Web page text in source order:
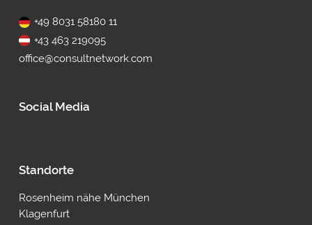
+49 8031 58180 11
+43 463 219095
office@consultnetwork.com
Social Media
Standorte
Rosenheim nähe München
Klagenfurt